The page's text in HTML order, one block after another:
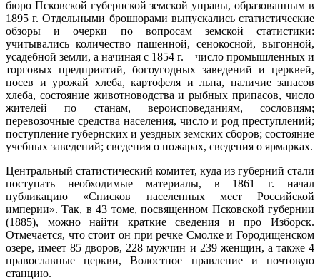
бюро Псковской губернской земской управы, образованным в
1895 г. Отдельными брошюрами выпускались статистические
обзоры и очерки по вопросам земской статистики:
учитывались количество пашенной, сенокосной, выгонной,
усадебной земли, а начиная с 1854 г. – число промышленных и
торговых предприятий, богоугодных заведений и церквей,
посев и урожай хлеба, картофеля и льна, наличие запасов
хлеба, состояние животноводства и рыбных припасов, число
жителей по станам, вероисповеданиям, сословиям;
перевозочные средства населения, число и род преступлений;
поступление губернских и уездных земских сборов; состояние
учебных заведений; сведения о пожарах, сведения о ярмарках.
Центральный статистический комитет, куда из губерний стали
поступать необходимые материалы, в 1861 г. начал
публикацию «Списков населенных мест Российской
империи». Так, в 43 томе, посвященном Псковской губернии
(1885), можно найти краткие сведения и про Изборск.
Отмечается, что стоит он при речке Смолке и Городищенском
озере, имеет 85 дворов, 228 мужчин и 239 женщин, а также 4
православные церкви, Волостное правление и почтовую
станцию.